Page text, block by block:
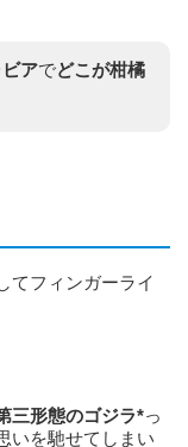
アでどこが柑橘
てフィンガーライ
三形態のゴジラ*っ
を馳せてしまい